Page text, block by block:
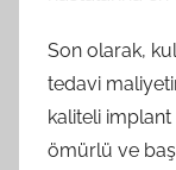
Son olarak,
tedavi
kaliteli
ömürlü ve